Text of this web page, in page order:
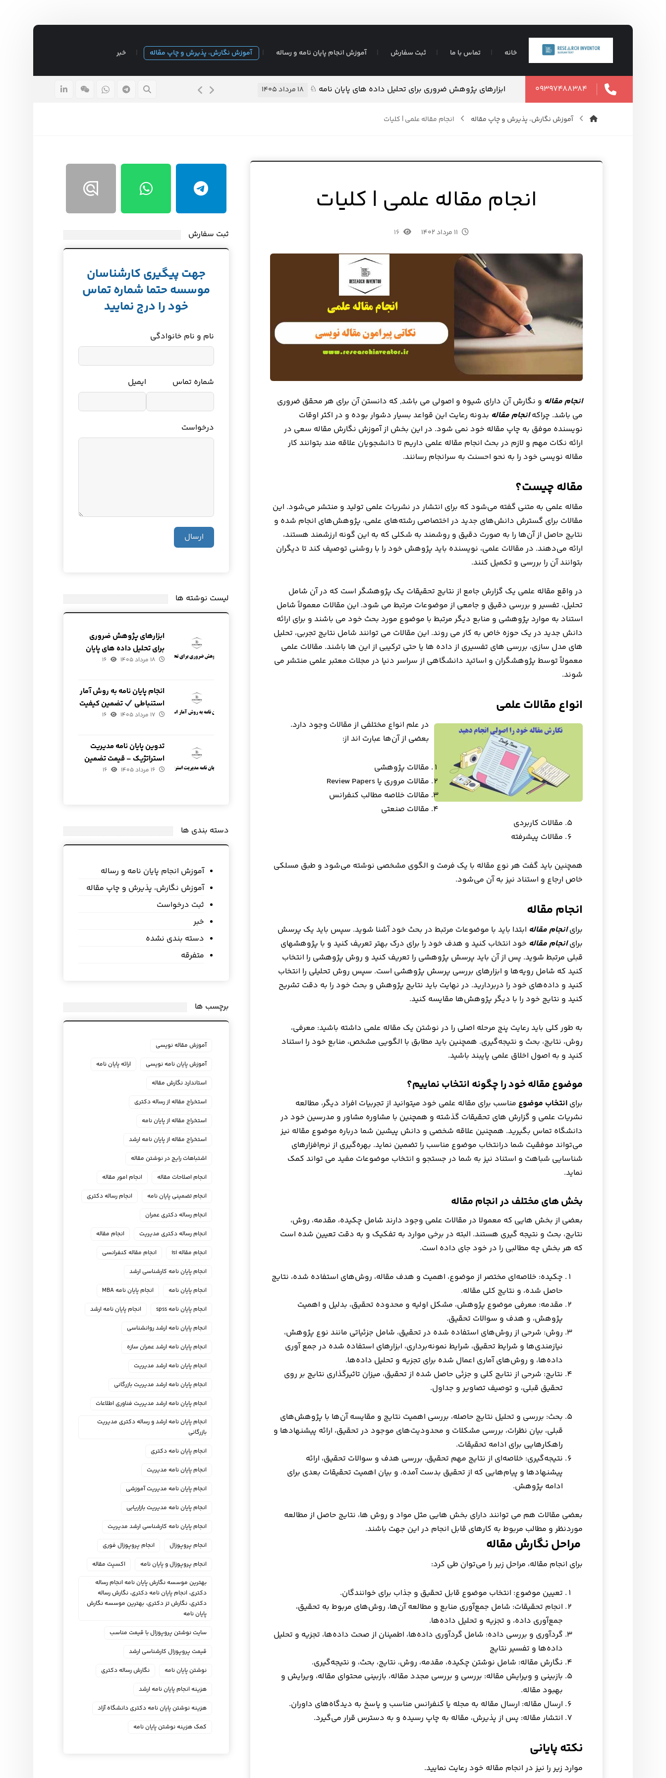
خانه تماس با ما ثبت سفارش آموزش انجام پایان نامه و رساله آموزش نگارش، پذیرش و چاپ مقاله خبر
۰۹۳۹۷۴۸۸۳۸۴ موضوع پایان نامه مدیریت بازرگانی داخلی ابزارهای پژوهش ضروری برای تحلیل داده های پایان نامه ♘ ۱۸ مرداد ۱۴۰۵ کیفیت و قیمت ۱۷ مرداد ۱۴۰۵
آموزش نگارش، پذیرش و چاپ مقاله انجام مقاله علمی | کلیات
انجام مقاله علمی | کلیات
۱۱ مرداد ۱۴۰۲ ۱۶
انجام مقاله و نگارش آن دارای شیوه و اصولی می باشد, که دانستن آن برای هر محقق ضروری
می باشد. چراکهانجام مقاله بدونه رعایت این قواعد بسیار دشوار بوده و در اکثر اوقات
نویسنده موفق به چاپ مقاله خود نمی شود. در این بخش از آموزش نگارش مقاله سعی در
ارائه نکات مهم و لازم در بحث انجام مقاله علمی داریم تا دانشجویان علاقه مند بتوانند کار
مقاله نویسی خود را به نحو احسنت به سرانجام رسانند.
مقاله چیست؟
مقاله علمی به متنی گفته می‌شود که برای انتشار در نشریات علمی تولید و منتشر می‌شود. این
مقالات برای گسترش دانش‌های جدید در اختصاصی رشته‌های علمی، پژوهش‌های انجام شده و
نتایج حاصل از آن‌ها را به صورت دقیق و روشمند به شکلی که به این گونه ارزشمند هستند،
ارائه می‌دهند. در مقالات علمی، نویسنده باید پژوهش خود را با روشنی توصیف کند تا دیگران
بتوانند آن را بررسی و تکمیل کنند.
در واقع مقاله علمی یک گزارش جامع از نتایج تحقیقات یک پژوهشگر است که در آن شامل
تحلیل، تفسیر و بررسی دقیق و جامعی از موضوعات مرتبط می شود. این مقالات معمولاً شامل
استناد به موارد پژوهشی و منابع دیگر مرتبط با موضوع مورد بحث خود می باشند و برای ارائه
دانش جدید در یک حوزه خاص به کار می روند. این مقالات می توانند شامل نتایج تجربی، تحلیل
های مدل سازی، بررسی های تفسیری از داده ها یا حتی ترکیبی از این ها باشند. مقالات علمی
معمولاً توسط پژوهشگران و اساتید دانشگاهی از سراسر دنیا در مجلات معتبر علمی منتشر می
شوند.
انواع مقالات علمی
در علم انواع مختلفی از مقالات وجود دارد.
بعضی از آن‌ها عبارت اند از:
مقالات پژوهشی
مقالات مروری یا Review Papers
مقالات خلاصه مطالب کنفرانس
مقالات صنعتی
مقالات کاربردی
مقالات پیشرفته
همچنین باید گفت هر نوع مقاله با یک فرمت و الگوی مشخصی نوشته می‌شود و طبق مسلکی
خاص ارجاع و استناد نیز به آن می‌شود.
انجام مقاله
برایانجام مقاله ابتدا باید با موضوعات مرتبط در بحث خود آشنا شوید. سپس باید یک پرسش
برایانجام مقاله خود انتخاب کنید و هدف خود را برای درک بهتر تعریف کنید و با پژوهشهای
قبلی مرتبط شوید. پس از آن باید پرسش پژوهشی را تعریف کنید و روش پژوهشی را انتخاب
کنید که شامل رویه‌ها و ابزارهای بررسی پرسش پژوهشی است. سپس روش تحلیلی را انتخاب
کنید و داده‌های خود را دربردارید. در نهایت باید نتایج پژوهش و بحث خود را به دقت تشریح
کنید و نتایج خود را با دیگر پژوهش‌ها مقایسه کنید.
به طور کلی باید رعایت پنج مرحله اصلی را در نوشتن یک مقاله علمی داشته باشید: معرفی،
روش، نتایج، بحث و نتیجه‌گیری. همچنین باید مطابق با الگویی مشخص، منابع خود را استناد
کنید و به اصول اخلاق علمی پایبند باشید.
موضوع مقاله خود را چگونه انتخاب نماییم؟
برای انتخاب موضوع مناسب برای مقاله علمی خود میتوانید از تجربیات افراد دیگر، مطالعه
نشریات علمی و گزارش های تحقیقات گذشته و همچنین با مشاوره مشاور و مدرسین خود در
دانشگاه تماس بگیرید. همچنین علاقه شخصی و دانش پیشین شما درباره موضوع مقاله نیز
می‌تواند موفقیت شما درانتخاب موضوع مناسب را تضمین نماید. بهره‌گیری از نرم‌افزارهای
شناسایی شباهت و استناد نیز به شما در جستجو و انتخاب موضوعات مفید می تواند کمک
نماید.
بخش های مختلف در انجام مقاله
بعضی از بخش هایی که معمولا در مقالات علمی وجود دارند شامل چکیده، مقدمه، روش،
نتایج، بحث و نتیجه گیری هستند. البته در برخی موارد به تفکیک و به دقت تعیین شده است
که هر بخش چه مطالبی را در خود جای داده است.
چکیده: خلاصه‌ای مختصر از موضوع، اهمیت و هدف مقاله، روش‌های استفاده شده، نتایج
حاصل شده، و نتایج کلی مقاله.
مقدمه: معرفی موضوع پژوهش، مشکل اولیه و محدوده تحقیق، بدلیل و اهمیت
پژوهش، و هدف و سوالات تحقیق.
روش: شرحی از روش‌های استفاده شده در تحقیق، شامل جزئیاتی مانند نوع پژوهش،
نیازمندی‌ها و شرایط تحقیق، شرایط نمونه‌برداری، ابزارهای استفاده شده در جمع آوری
داده‌ها، و روش‌های آماری اعمال شده برای تجزیه و تحلیل داده‌ها.
نتایج: شرحی از نتایج کلی و جزئی حاصل شده از تحقیق، میزان تاثیرگذاری نتایج بر روی
تحقیق قبلی، و توصیف تصاویر و جداول.
بحث: بررسی و تحلیل نتایج حاصله، بررسی اهمیت نتایج و مقایسه آن‌ها با پژوهش‌های
قبلی، بیان نظرات، بررسی مشکلات و محدودیت‌های موجود در تحقیق، ارائه پیشنهادها و
راهکارهایی برای ادامه تحقیقات.
نتیجه‌گیری: خلاصه‌ای از نتایج مهم تحقیق، بررسی هدف و سوالات تحقیق، ارائه
پیشنهادها و پیام‌هایی که از تحقیق بدست آمده، و بیان اهمیت تحقیقات بعدی برای
ادامه پژوهش.
بعضی مقالات هم می توانند دارای بخش هایی مثل مواد و روش ها، نتایج حاصل از مطالعه
موردنظر و مطالب مربوط به کارهای قابل انجام در این جهت باشند.
مراحل نگارش مقاله
برای انجام مقاله، مراحل زیر را می‌توان طی کرد:
تعیین موضوع: انتخاب موضوع قابل تحقیق و جذاب برای خوانندگان.
انجام تحقیقات: شامل جمع‌آوری منابع و مطالعه آن‌ها، روش‌های مربوط به تحقیق،
جمع‌آوری داده، و تجزیه و تحلیل داده‌ها.
گردآوری و بررسی داده: شامل گردآوری داده‌ها، اطمینان از صحت داده‌ها، تجزیه و تحلیل
داده‌ها و تفسیر نتایج
نگارش مقاله: شامل نوشتن چکیده، مقدمه، روش، نتایج، بحث، و نتیجه‌گیری.
بازبینی و ویرایش مقاله: بررسی و بررسی مجدد مقاله، بازبینی محتوای مقاله، ویرایش و
بهبود مقاله.
ارسال مقاله: ارسال مقاله به مجله یا کنفرانس مناسب و پاسخ به دیدگاه‌های داوران.
انتشار مقاله: پس از پذیرش، مقاله به چاپ رسیده و به دسترس قرار می‌گیرد.
نکته پایانی
موارد زیر را نیز در انجام مقاله خود رعایت نمایید.
ثبت سفارش
جهت پیگیری کارشناسان
موسسه حتما شماره تماس
خود را درج نمایید
نام و نام خانوادگی
شماره تماس ایمیل
درخواست
ارسال
لیست نوشته ها
ابزارهای پژوهش ضروری
برای تحلیل داده های پایان
نامه ♘
۱۸ مرداد ۱۴۰۵ ۱۶
انجام پایان نامه به روش آمار
استنباطی
تضمین کیفیت
و قیمت
۱۷ مرداد ۱۴۰۵ ۱۶
تدوین پایان نامه مدیریت
استراتژیک – قیمت تضمین
شده
۱۶ مرداد ۱۴۰۵ ۱۶
دسته بندی ها
آموزش انجام پایان نامه و رساله
آموزش نگارش، پذیرش و چاپ مقاله
ثبت درخواست
خبر
دسته بندی نشده
متفرقه
برچسب ها
آموزش مقاله نویسی
آموزش پایان نامه نویسی
ارائه پایان نامه
استاندارد نگارش مقاله
استخراج مقاله از رساله دکتری
استخراج مقاله از پایان نامه
استخراج مقاله از پایان نامه ارشد
اشتباهات رایج در نوشتن مقاله
انجام اصلاحات مقاله
انجام امور مقاله
انجام تضمینی پایان نامه
انجام رساله دکتری
انجام رساله دکتری عمران
انجام رساله دکتری مدیریت
انجام مقاله
انجام مقاله isi
انجام مقاله کنفرانسی
انجام پايان نامه كارشناسي ارشد
انجام پایان نامه
انجام پایان نامه MBA
انجام پایان نامه spss
انجام پایان نامه ارشد
انجام پایان نامه ارشد روانشناسی
انجام پایان نامه ارشد عمران سازه
انجام پایان نامه ارشد مدیریت
انجام پایان نامه ارشد مدیریت بازرگانی
انجام پایان نامه ارشد مدیریت فناوری اطلاعات
انجام پایان نامه ارشد و رساله دکتری مدیریت
بازرگانی
انجام پایان نامه دکتری
انجام پایان نامه مدیریت
انجام پایان نامه مدیریت آموزشی
انجام پایان نامه مدیریت بازاریابی
انجام پایان نامه کارشناسی ارشد مدیریت
انجام پروپوزال
انجام پروپوزال فوری
انجام پروپوزال و پایان نامه
اکسپت مقاله
بهترین موسسه نگارش پایان نامه انجام رساله
دکتری، انجام پایان نامه دکتری، نگارش رساله
دکتری، نگارش تز دکتری، بهترین موسسه نگارش
پایان نامه
سایت نوشتن پروپوزال با قیمت مناسب
قیمت پروپوزال کارشناسی ارشد
نوشتن پایان نامه
نگارش رساله دکتری
هزینه انجام پایان نامه ارشد
هزینه نوشتن پایان نامه دکتری دانشگاه آزاد
کمک هزینه نوشتن پایان نامه